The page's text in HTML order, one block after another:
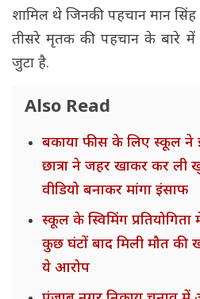
शामिल थे जिनकी पहचान मान
तीसरे मृतक की पहचान के बारे में
जुटा है.
Also Read
बकाया फीस के लिए स्कूल ने
छात्रा ने जहर खाकर कर
वीडियो बनाकर मांगा इंसाफ
स्कूल के स्विमिंग
कुछ घंटों बाद मिली मौत की
ये आरोप